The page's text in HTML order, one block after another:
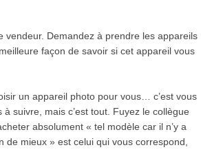
vendeur. Demandez à prendre les appareils
façon de savoir si cet appareil vous
un appareil photo pour vous… c’est vous
suivre, mais c’est tout. Fuyez le collègue
absolument « tel modèle car il n’y a
mieux » est celui qui vous correspond,